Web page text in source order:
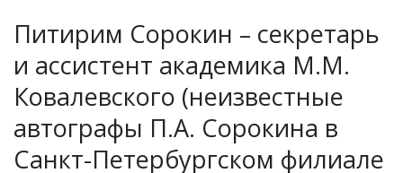
Питирим Сорокин – секретарь
и ассистент академика М.М.
Ковалевского (неизвестные
автографы П.А. Сорокина в
Санкт-Петербургском филиале